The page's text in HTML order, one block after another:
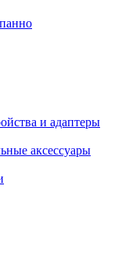
и адаптеры
аксессуары